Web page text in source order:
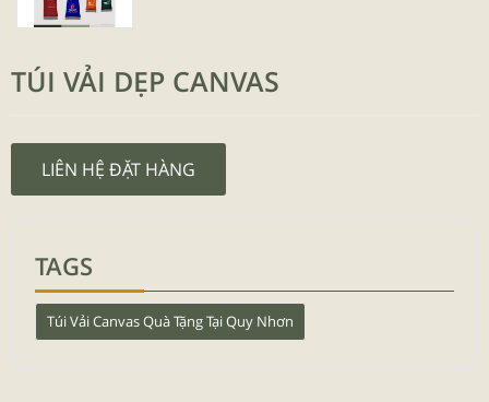
TÚI VẢI DẸP CANVAS
LIÊN HỆ ĐẶT HÀNG
TAGS
Túi Vải Canvas Quà Tặng Tại Quy Nhơn